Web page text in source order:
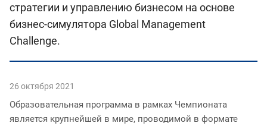
стратегии и управлению бизнесом на основе
бизнес-­симулятора Global Management
Challenge.
26 октября 2021
Образовательная программа в рамках Чемпионата
является крупнейшей в мире, проводимой в формате